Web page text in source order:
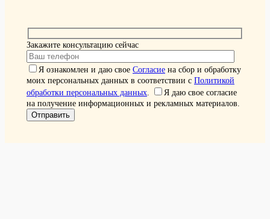
Закажите консультацию сейчас
Я ознакомлен и даю свое Согласие на сбор и обработку
моих персональных данных в соответствии с Политикой
обработки персональных данных.
Я даю свое согласие
на получение информационных и рекламных материалов.